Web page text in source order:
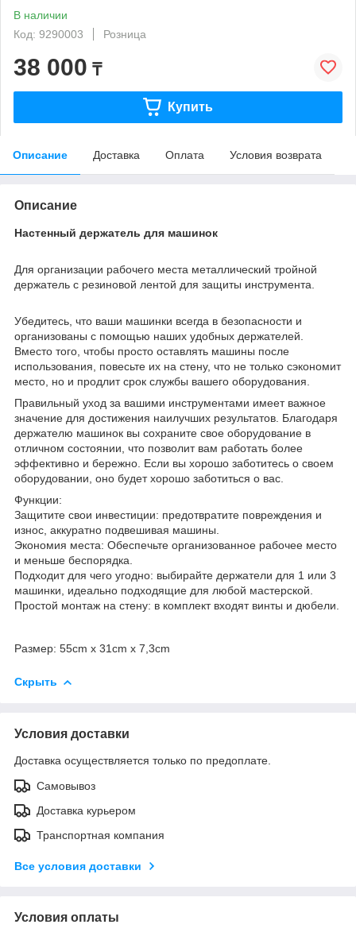
В наличии
Код: 9290003
Розница
38 000 ₸
Купить
Описание Доставка Оплата Условия возврата
Описание
Настенный держатель для машинок
Для организации рабочего места металлический тройной
держатель с резиновой лентой для защиты инструмента.
Убедитесь, что ваши машинки всегда в безопасности и
организованы с помощью наших удобных держателей.
Вместо того, чтобы просто оставлять машины после
использования, повесьте их на стену, что не только сэкономит
место, но и продлит срок службы вашего оборудования.
Правильный уход за вашими инструментами имеет важное
значение для достижения наилучших результатов. Благодаря
держателю машинок вы сохраните свое оборудование в
отличном состоянии, что позволит вам работать более
эффективно и бережно. Если вы хорошо заботитесь о своем
оборудовании, оно будет хорошо заботиться о вас.
Функции:
Защитите свои инвестиции: предотвратите повреждения и
износ, аккуратно подвешивая машины.
Экономия места: Обеспечьте организованное рабочее место
и меньше беспорядка.
Подходит для чего угодно: выбирайте держатели для 1 или 3
машинки, идеально подходящие для любой мастерской.
Простой монтаж на стену: в комплект входят винты и дюбели.
Размер: 55cm x 31cm x 7,3cm
Скрыть
Условия доставки
Доставка осуществляется только по предоплате.
Самовывоз
Доставка курьером
Транспортная компания
Все условия доставки
Условия оплаты